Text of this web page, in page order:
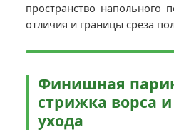
пространство напольного
отличия и границы среза
Финишная
стрижка ворса
ухода